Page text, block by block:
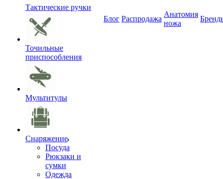
Тактические ручки
Точильные
приспособления
Мультитулы
Снаряжение
Посуда
Рюкзаки и
сумки
Одежда
Блог Распродажа
Анатомия
ножа